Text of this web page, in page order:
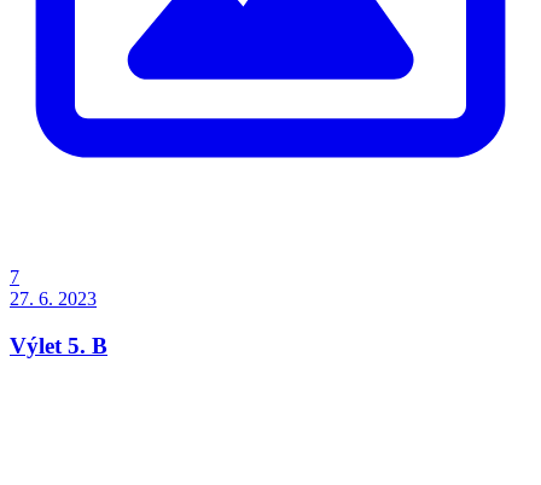
7
27. 6. 2023
Výlet 5. B